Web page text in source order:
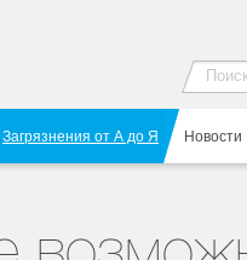
Загрязнения от А до Я Новости